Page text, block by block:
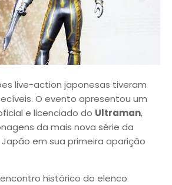
live-action japonesas tiveram
O evento apresentou um
e licenciado do Ultraman,
da mais nova série da
em sua primeira aparição
histórico do elenco